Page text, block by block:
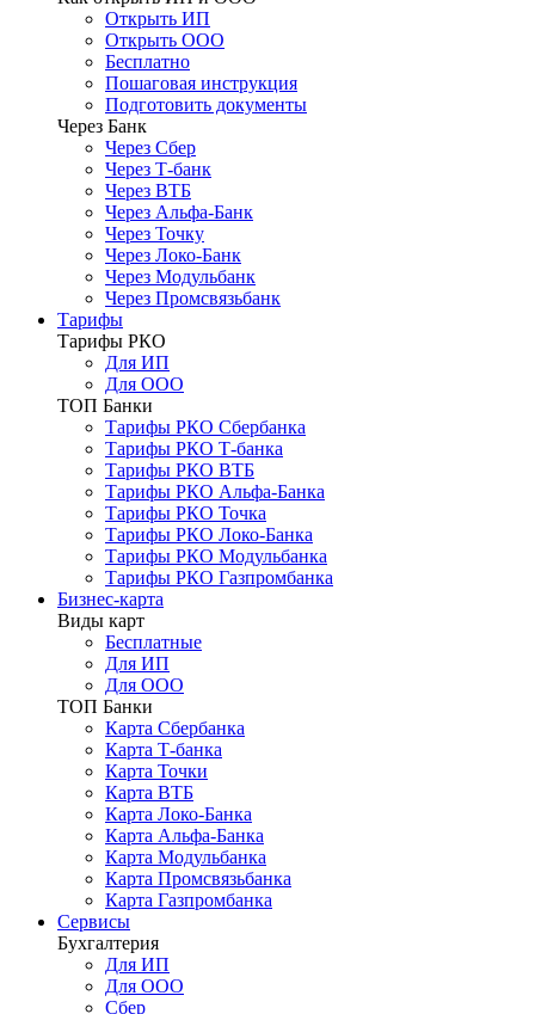
Открыть ИП
Открыть ООО
Бесплатно
Пошаговая инструкция
Подготовить документы
Через Банк
Через Сбер
Через Т-банк
Через ВТБ
Через Альфа-Банк
Через Точку
Через Локо-Банк
Через Модульбанк
Через Промсвязьбанк
Тарифы
Тарифы РКО
Для ИП
Для ООО
ТОП Банки
Тарифы РКО Сбербанка
Тарифы РКО Т-банка
Тарифы РКО ВТБ
Тарифы РКО Альфа-Банка
Тарифы РКО Точка
Тарифы РКО Локо-Банка
Тарифы РКО Модульбанка
Тарифы РКО Газпромбанка
Бизнес-карта
Виды карт
Бесплатные
Для ИП
Для ООО
ТОП Банки
Карта Сбербанка
Карта Т-банка
Карта Точки
Карта ВТБ
Карта Локо-Банка
Карта Альфа-Банка
Карта Модульбанка
Карта Промсвязьбанка
Карта Газпромбанка
Сервисы
Бухгалтерия
Для ИП
Для ООО
Сбер